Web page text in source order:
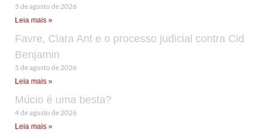
5 de agosto de 2026
Leia mais »
Favre, Clara Ant e o processo judicial contra Cid
Benjamin
5 de agosto de 2026
Leia mais »
Múcio é uma besta?
4 de agosto de 2026
Leia mais »